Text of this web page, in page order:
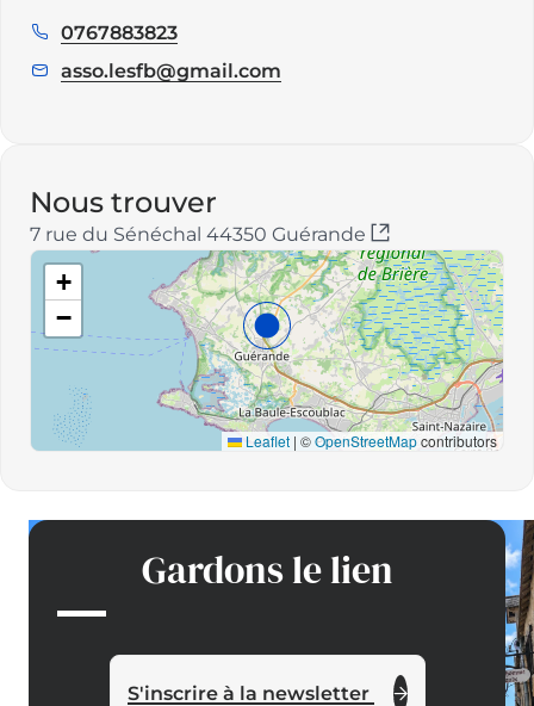
Téléphone
0767883823
Easso.lesfb@gmail.com
Nous trouver
7 rue du Sénéchal 44350 Guérande
+
−
Leaflet | ©OpenStreetMapcontributors
Gardons le lien
S'inscrire à la newsletter